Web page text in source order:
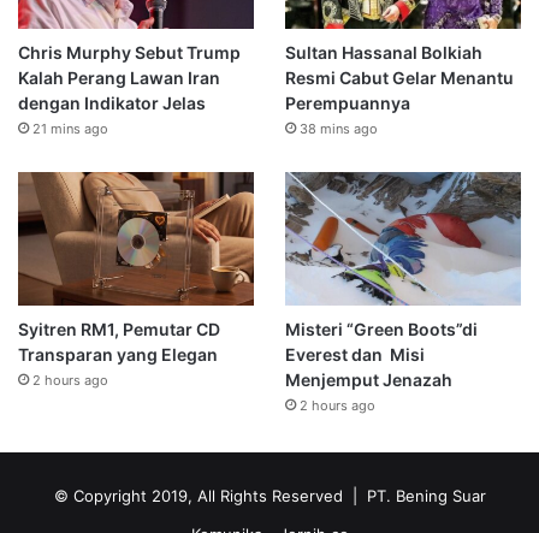
Chris Murphy Sebut Trump
Kalah Perang Lawan Iran
dengan Indikator Jelas
21 mins ago
Sultan Hassanal Bolkiah
Resmi Cabut Gelar Menantu
Perempuannya
38 mins ago
Syitren RM1, Pemutar CD
Transparan yang Elegan
2 hours ago
Misteri “Green Boots”di
Everest dan Misi
Menjemput Jenazah
2 hours ago
© Copyright 2019, All Rights Reserved | PT. Bening Suar